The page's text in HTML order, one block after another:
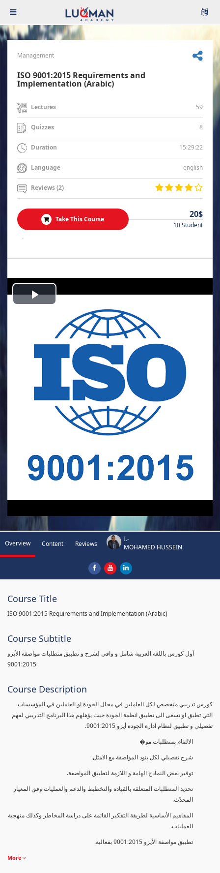
Management
ISO 9001:2015 Requirements and
Implementation (Arabic)
Lectures 59
Quizzes 8
Duration 15:29:22
Language english
Reviews (2)
Take This Course 20$
10 Student
.
Play
Video
Overview Content Reviews
I.-
MOHAMED HUSSEIN
Course Title
ISO 9001:2015 Requirements and Implementation (Arabic)
Course Subtitle
أول كورس باللغة العربية شامل و وافي لشرح و تطبيق متطلبات مواصفة الأيزو
9001:2015
Course Description
كورس تدريبي متخصص لكل العاملين في مجال الجودة او العاملين في المؤسسات
التي تطبق او تسعى الى تطبيق انظمة الجودة حيث يؤهلهم هذا البرنامج التدريبي لفهم
تفصيلي و تطبيق لنظام ادارة الجودة أيزو 9001:2015.
الالمام بمتطلبات مو�
شرح تفصيلي لكل بنود المواصفة مع الامثل.
توفير بعض النماذج الهامة و اللازمة لتطبيق المواصفة.
تحديد المتطلبات المتعلقة بالقيادة والتخطيط والدعم والعمليات وفق المعيار
المحدّث.
المفاهيم الأساسية لطريقة التفكير القائمة على دراسة المخاطر وكذلك منهجية
العمليات.
تطبيق مواصفة الأيزو 9001:2015 بفعالية.
More